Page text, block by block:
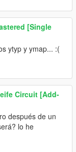
[Single
ytyp y ymap... :(
Circuit [Add-
después de un
lo he